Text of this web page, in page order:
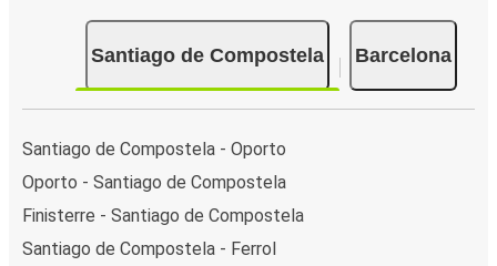
Santiago de Compostela Barcelona
Santiago de Compostela - Oporto
Oporto - Santiago de Compostela
Finisterre - Santiago de Compostela
Santiago de Compostela - Ferrol